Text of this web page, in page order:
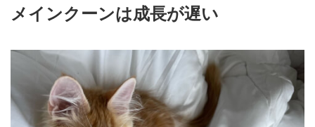
メインクーンは成長が遅い